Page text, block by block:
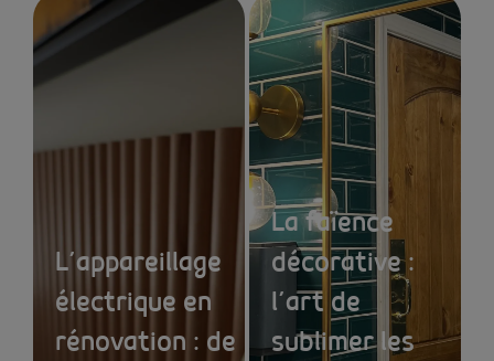
L’appareillage
électrique en
rénovation : de
La faïence
décorative :
l’art de
sublimer les